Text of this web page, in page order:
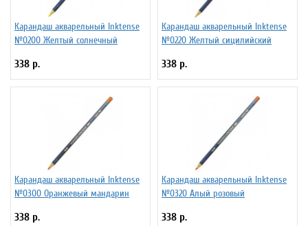
Карандаш акварельный Inktense
№0200 Желтый солнечный
338 р.
Карандаш акварельный Inktense
№0220 Желтый сицилийский
338 р.
Карандаш акварельный Inktense
№0300 Оранжевый мандарин
338 р.
Карандаш акварельный Inktense
№0320 Алый розовый
338 р.